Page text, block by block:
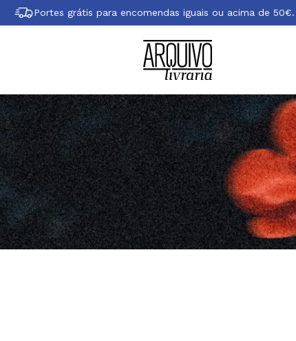
Portes grátis para encomendas iguais ou acima de 50€.